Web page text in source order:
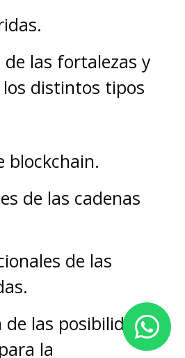
de las fortalezas y
distintos tipos
blockchain.
de las cadenas
de las
las posibilidades
la